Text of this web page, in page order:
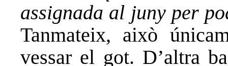
assignada al juny per
Tanmateix, això
vessar el got. D’altra